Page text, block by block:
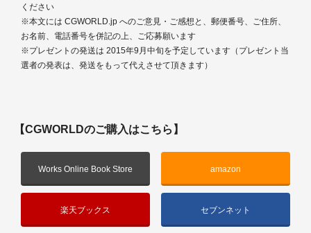
ください
※本文には CGWORLD.jp へのご意見・ご感想と、郵便番号、ご住所、
お名前、電話番号を併記の上、ご応募願います
※プレゼントの発送は 2015年9月中旬を予定しています（プレゼント当
選者の発表は、発送をもって代えさせて頂きます）
【CGWORLDのご購入はこちら】
Works Online Book Store amazon
楽天ブックス セブンネット